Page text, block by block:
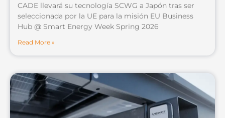
CADE llevará su tecnología SCWG a Japón tras ser
seleccionada por la UE para la misión EU Business
Hub @ Smart Energy Week Spring 2026
Read More »